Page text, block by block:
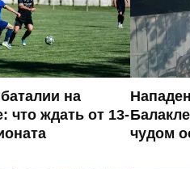
на
что ждать от 13-
чудом